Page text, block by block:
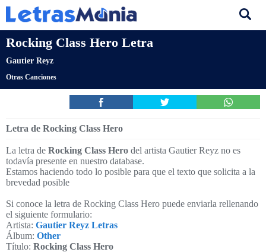
Rocking Class Hero Letra
Gautier Reyz
Otras Canciones
Letra de Rocking Class Hero
La letra de Rocking Class Hero del artista Gautier Reyz no es
todavía presente en nuestro database.
Estamos haciendo todo lo posible para que el texto que solicita a la
brevedad posible
Si conoce la letra de Rocking Class Hero puede enviarla rellenando
el siguiente formulario:
Artista: Gautier Reyz Letras
Álbum: Other
Título: Rocking Class Hero